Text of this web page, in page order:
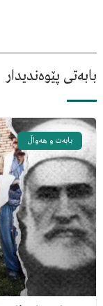
بابەتی پێوەندیدار
بابەت و هەواڵ